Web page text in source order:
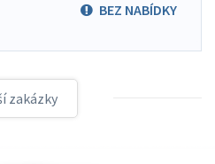
BEZ NABÍDKY
zakázky